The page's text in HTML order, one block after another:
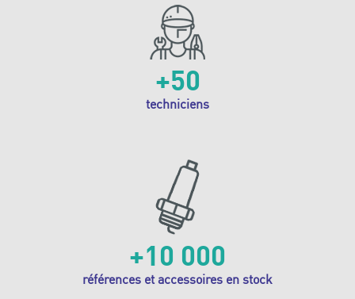
+50
techniciens
+10 000
références et accessoires en stock